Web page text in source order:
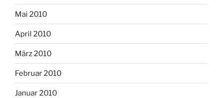
Mai 2010
April 2010
März 2010
Februar 2010
Januar 2010